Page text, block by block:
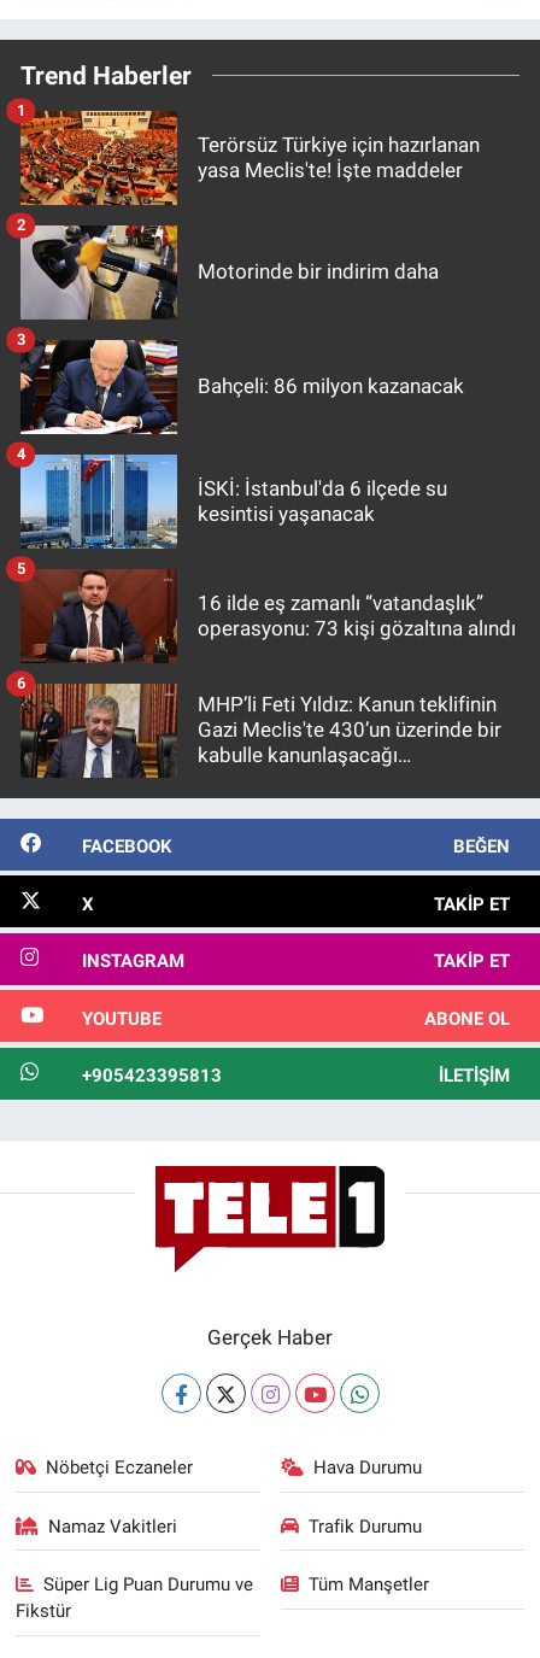
Trend Haberler
Terörsüz Türkiye için hazırlanan
yasa Meclis'te! İşte maddeler
1
Motorinde bir indirim daha
2
Bahçeli: 86 milyon kazanacak
3
İSKİ: İstanbul'da 6 ilçede su
kesintisi yaşanacak
4
16 ilde eş zamanlı “vatandaşlık”
operasyonu: 73 kişi gözaltına alındı
5
MHP’li Feti Yıldız: Kanun teklifinin
Gazi Meclis'te 430’un üzerinde bir
kabulle kanunlaşacağı
6
FACEBOOK BEĞEN
X TAKIP ET
INSTAGRAM TAKIP ET
YOUTUBE ABONE OL
+905423395813 İLETIŞIM
Gerçek Haber
Nöbetçi Eczaneler Hava Durumu
Namaz Vakitleri Trafik Durumu
Süper Lig Puan Durumu ve
Fikstür
Tüm Manşetler